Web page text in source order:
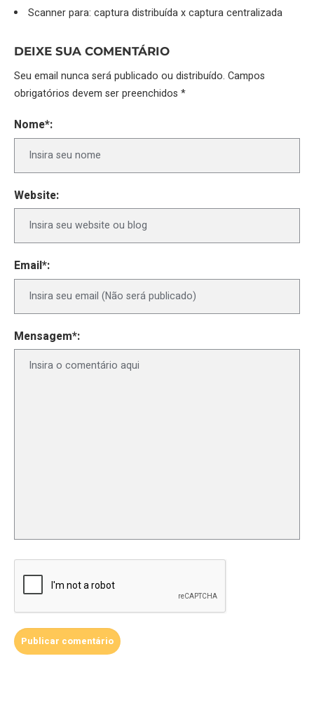
Scanner para: captura distribuída x captura centralizada
DEIXE SUA COMENTÁRIO
Seu email nunca será publicado ou distribuído. Campos
obrigatórios devem ser preenchidos *
Nome*:
Website:
Email*:
Mensagem*: